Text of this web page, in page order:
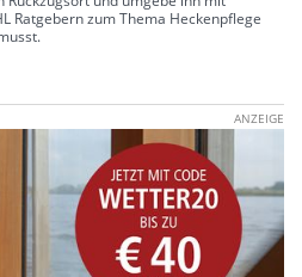
Ratgebern zum Thema Heckenpflege
ANZEIGE